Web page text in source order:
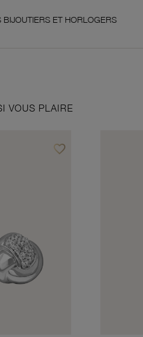
ET HORLOGERS
VOUS PLAIRE
favorite_borderAjouter à vos favoris